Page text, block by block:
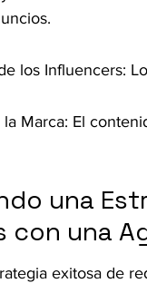
los Influencers:
la Marca: El
una
con una
exitosa de